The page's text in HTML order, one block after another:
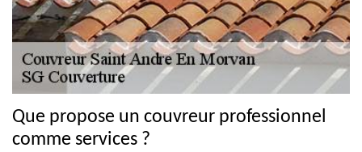
Que propose un couvreur professionnel
comme services ?